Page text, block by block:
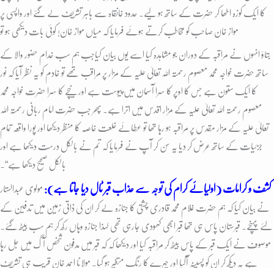
کا ایک کوزہ اٹھا کر حضرت کے ساتھ ہو لیے۔ حدود خانقاہ سے باہر تشریف لے گئے اور واپسی پر
مواز خان صاحب کو مخاطب کرتے ہوئے فرمایا کہ میاں مواز خان! کوئی بات دیکھی ہو تو
بتاؤ انہوں نے مراقبہ کے دوران جو مشاہدہ کیا اسے یوں بیان کیاجب ہم سب خدام حضور والا کے
ساتھ حضرت خواجہ محمد معصوم رحمتہ اللہ تعالیٰ علیہ کے مزار پر مراقب تھے تو خادم کو یہ نظر آیا کہ نور
کا ایک ستون ہے جس کا اوپر کا سرا آسمان میں پیوست ہے اور نیچے کا سرا حضرت خواجہ محمد
معصوم رحمتہ اللہ تعالیٰ علیہ کے مزار اقدس میں اترا ہے۔ پھر جب حضرت امام ربانی رحمتہ اللہ
تعالیٰ علیہ کے مزار مقدس پر مراقبہ ہو رہا تھا تو عطائے خلعت خاصہ کا منظر دیکھا اور پورا واقعہ تمام
جزئیات کے ساتھ عرض کر دیا یہ سن کر آپ نے فرمایا کہ تم نے بالکل درست دیکھا ہے اور
بالکل صحیح دیکھا ہے“۔
کشف و کرامات (اولیائے کرام کی توجہ سے عذاب قبر ٹال دیا جاتا ہے): مولوی عبدالستار
نے بیان کیا کہ ہم حضرت غلام محمد قادری چشتی کا جنازہ لے کر ان کی ذاتی زمین میں تدفین کے
لئے پہنچے۔ قبرستان پاس ہی تھا قبر ابھی کھودی جارہی تھی لہذا جنازہ وہاں رکھ کر ہم سب بیٹھ گئے۔
موصوف نے ایک قبر کے پاس بیٹھ کر مراقبہ کیا اور دیکھا کہ کہ قبر میں مدفون شخص آگ میں جل رہا
ہے یہ دیکھ کر ان کو پسینہ آگیا اور چہرے کا رنگ متغیر ہو گیا۔ مولانا احمد خان قریب ہی تشریف